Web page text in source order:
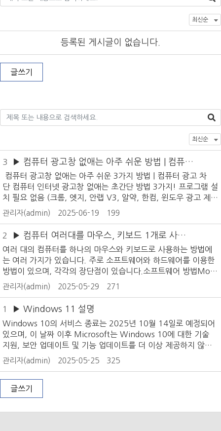
등록된 게시글이 없습니다.
글쓰기
3
▶ 컴퓨터 광고창 없애는 아주 쉬운 방법 | 컴퓨터
광고 차단
컴퓨터 광고창 없애는 아주 쉬운 3가지 방법 | 컴퓨터 광고 차
단 컴퓨터 인터넷 광고창 없애는 초간단 방법 3가지! 프로그램 설
치 필요 없음 (크롬, 엣지, 안랩 V3, 알약, 한컴, 윈도우 광고 제거
차단, 광고창 없애는 방법)
관리자(admin) 2025-06-19 199
2
▶ 컴퓨터 여러대를 마우스, 키보드 1개로 사용
하는 방법
여러 대의 컴퓨터를 하나의 마우스와 키보드로 사용하는 방법에
는 여러 가지가 있습니다. 주로 소프트웨어와 하드웨어를 이용한
방법이 있으며, 각각의 장단점이 있습니다.소프트웨어 방법Mous
e Without Borders: - 추천마이크로소프트에서 제공하는 이 프
로그램은 두 대 이상의 컴퓨터에서 마우스와 키보드를 공유할 수
있게 해줍니다. 설치가 간단하고, 파일 복사 및 붙여넣기 기능도
지원합니다. 네트워크를 통해 연결되므로, 연결 상태에 따라 반응
속도가 달라질 수 있습니다. * 사용방법 동영상 링크 * 사용방법
블로그 링크Synergy:여러 대의 컴퓨터에서 하나의 마우스와 키
보드를 사용할 수 있게 해주는 소프트웨어입니다. 설치가 쉽고,
마우스를 다른 컴퓨터로 이동시키면 자동으로 전환됩니다. 이 프
Mouse:마우스와 키보드를 여러 대의 컴퓨터에서 공유할 수 있도
록 해주는 소프트웨어입니다. 이 프로그램은 파일 드래그 앤 드
관리자(admin) 2025-05-29 271
1 ▶ Windows 11 설명
Windows 10의 서비스 종료는 2025년 10월 14일로 예정되어
있으며, 이 날짜 이후 Microsoft는 Windows 10에 대한 기술
지원, 보안 업데이트 및 기능 업데이트를 더 이상 제공하지 않습
니다.Microsoft는 Windows 11 업그레이드를 권장하고 있으
며, 사용자는 자신의 PC가 Windows 11의 최소 요구 사항을 충
족하는지 확인해야 합니다. 업그레이드가 가능하다면, 무료로 Wi
ndows 11로 전환할 수 있는 옵션이 제공됩니다.Windows 10
의 서비스 종료는 사용자에게 중요한 변화이므로, 미리 준비하고
필요한 조치를 취하는 것이 중요합니다.Windows 11 설명 링크
관리자(admin) 2025-05-25 325
글쓰기